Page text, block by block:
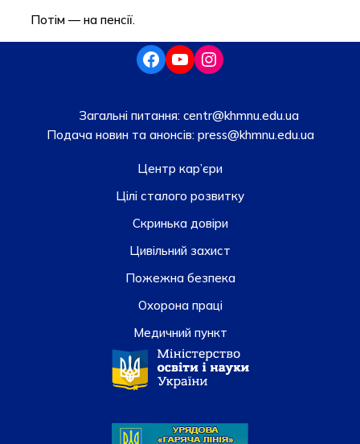
Потім — на пенсії.
Загальні питання: centr@khmnu.edu.ua
Подача новин та анонсів:press@khmnu.edu.ua
Центр кар’єри
Цілі сталого розвитку
Скринька довiри
Цивільний захист
Пожежна безпека
Охорона праці
Медичний пункт